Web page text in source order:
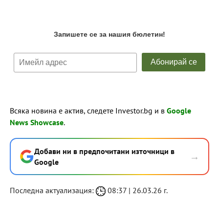
Всяка новина е актив, следете Investor.bg и в Google
News Showcase.
Добави ни в предпочитани източници в
Google
→
Последна актуализация: 08:37 | 26.03.26 г.